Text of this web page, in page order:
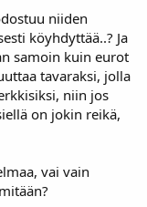
niiden
köyhdyttää..? Ja
samoin kuin eurot
tavaraksi, jolla
niin jos
on jokin reikä,
vai vain